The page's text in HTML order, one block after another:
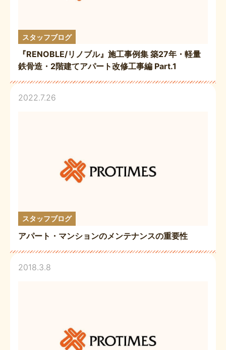
スタッフブログ
『RENOBLE/リノブル』施工事例集 築27年・軽量
鉄骨造・2階建てアパート改修工事編 Part.1
2022.7.26
スタッフブログ
アパート・マンションのメンテナンスの重要性
2018.3.8